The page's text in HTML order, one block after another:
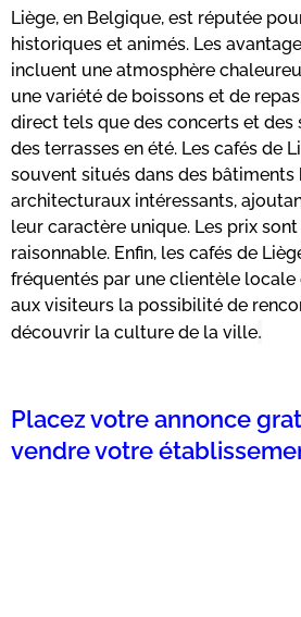
Liège, en Belgique, est réputée
historiques et animés. Les
incluent une atmosphère
une variété de boissons et de
direct tels que des concerts et des
des terrasses en été. Les cafés de
souvent situés dans des
architecturaux intéressants,
leur caractère unique. Les prix
raisonnable. Enfin, les cafés de
fréquentés par une clientèle locale
aux visiteurs la possibilité de
découvrir la culture de la ville.
Placez votre annonce
vendre votre